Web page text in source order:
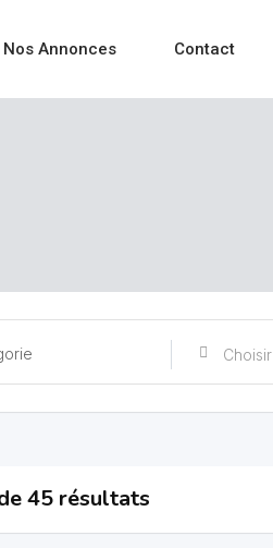
Nos Annonces Contact
Choisir
45 résultats